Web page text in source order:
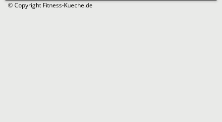
© Copyright Fitness-Kueche.de